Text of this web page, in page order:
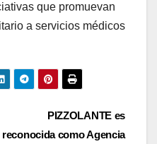
que promuevan
a servicios médicos
PIZZOLANTE es
reconocida como Agencia